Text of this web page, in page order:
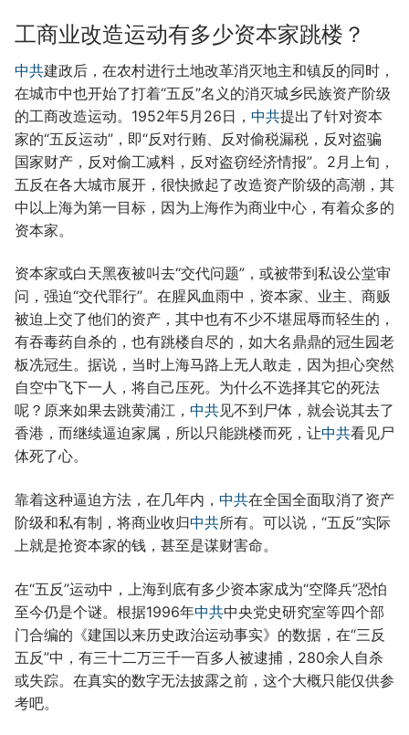
工商业改造运动有多少资本家跳楼？
中共建政后，在农村进行土地改革消灭地主和镇反的同时，
在城市中也开始了打着“五反”名义的消灭城乡民族资产阶级
的工商改造运动。1952年5月26日， 中共提出了针对资本
家的“五反运动”，即“反对行贿、反对偷税漏税，反对盗骗
国家财产，反对偷工减料，反对盗窃经济情报”。2月上旬，
五反在各大城市展开，很快掀起了改造资产阶级的高潮，其
中以上海为第一目标，因为上海作为商业中心，有着众多的
资本家。
资本家或白天黑夜被叫去“交代问题”，或被带到私设公堂审
问，强迫“交代罪行”。在腥风血雨中，资本家、业主、商贩
被迫上交了他们的资产，其中也有不少不堪屈辱而轻生的，
有吞毒药自杀的，也有跳楼自尽的，如大名鼎鼎的冠生园老
板冼冠生。据说，当时上海马路上无人敢走，因为担心突然
自空中飞下一人，将自己压死。为什么不选择其它的死法
呢？原来如果去跳黄浦江， 中共见不到尸体，就会说其去了
香港，而继续逼迫家属，所以只能跳楼而死，让中共看见尸
体死了心。
靠着这种逼迫方法，在几年内， 中共在全国全面取消了资产
阶级和私有制，将商业收归中共所有。可以说，“五反”实际
上就是抢资本家的钱，甚至是谋财害命。
在“五反”运动中，上海到底有多少资本家成为“空降兵”恐怕
至今仍是个谜。根据1996年中共中央党史研究室等四个部
门合编的《建国以来历史政治运动事实》的数据，在“三反
五反”中，有三十二万三千一百多人被逮捕，280余人自杀
或失踪。在真实的数字无法披露之前，这个大概只能仅供参
考吧。